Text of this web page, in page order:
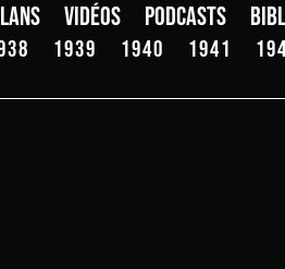
Vidéos Podcasts
1939 1940 1941